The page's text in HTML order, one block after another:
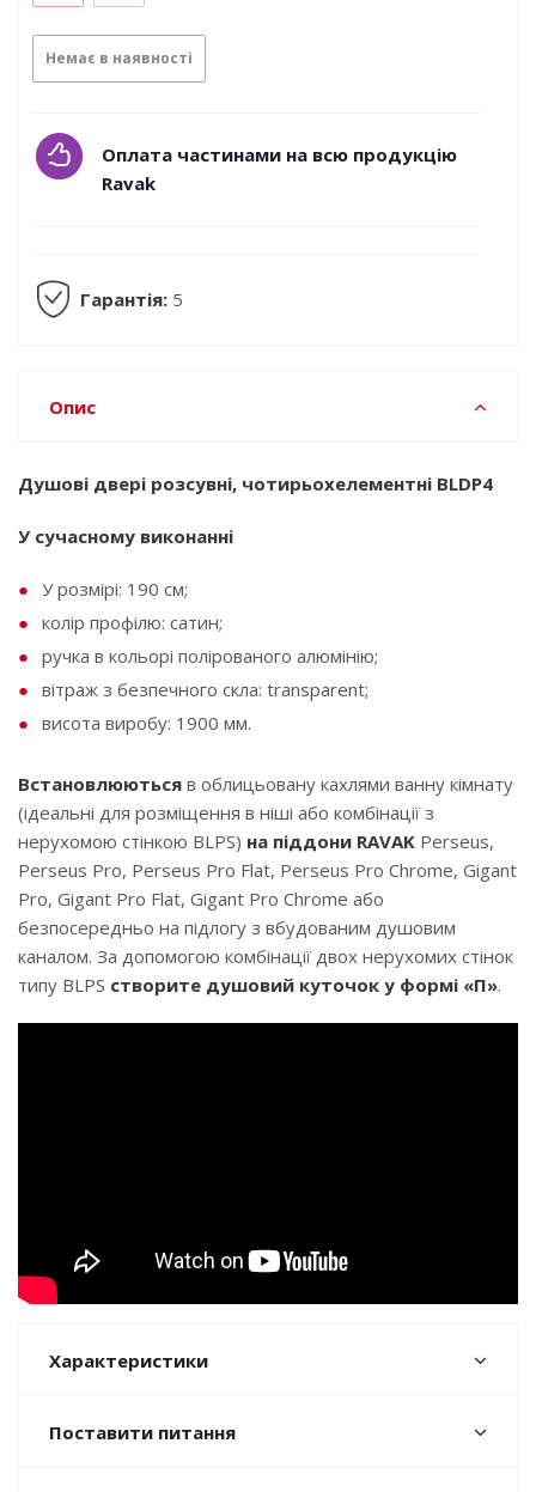
Немає в наявності
Оплата частинами на всю продукцію
Ravak
Гарантія: 5
Опис
Душові двері розсувні, чотирьохелементні BLDP4
У сучасному виконанні
У розмірі: 190 см;
колір профілю: сатин;
ручка в кольорі полірованого алюмінію;
вітраж з безпечного скла: transparent;
висота виробу: 1900 мм.
Встановлюються в облицьовану кахлями ванну кімнату
(ідеальні для розміщення в ніші або комбінації з
нерухомою стінкою BLPS) на піддони RAVAK Perseus,
Perseus Pro, Perseus Pro Flat, Perseus Pro Chrome, Gigant
Pro, Gigant Pro Flat, Gigant Pro Chrome або
безпосередньо на підлогу з вбудованим душовим
каналом. За допомогою комбінації двох нерухомих стінок
типу BLPS створите душовий куточок у формі «П».
Характеристики
Поставити питання